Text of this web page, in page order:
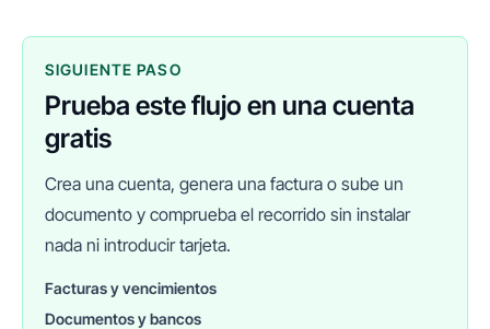
SIGUIENTE PASO
Prueba este flujo en una cuenta
gratis
Crea una cuenta, genera una factura o sube un
documento y comprueba el recorrido sin instalar
nada ni introducir tarjeta.
Facturas y vencimientos
Documentos y bancos
FINANEDI